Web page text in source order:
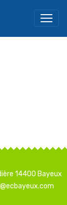
14400 Bayeux